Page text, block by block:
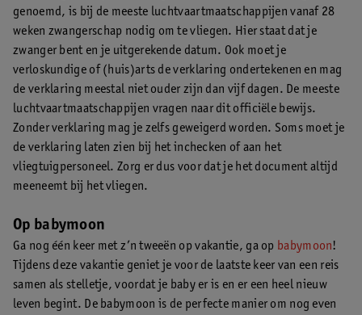
genoemd, is bij de meeste luchtvaartmaatschappijen vanaf 28
weken zwangerschap nodig om te vliegen. Hier staat dat je
zwanger bent en je uitgerekende datum. Ook moet je
verloskundige of (huis)arts de verklaring ondertekenen en mag
de verklaring meestal niet ouder zijn dan vijf dagen. De meeste
luchtvaartmaatschappijen vragen naar dit officiële bewijs.
Zonder verklaring mag je zelfs geweigerd worden. Soms moet je
de verklaring laten zien bij het inchecken of aan het
vliegtuigpersoneel. Zorg er dus voor dat je het document altijd
meeneemt bij het vliegen.
Op babymoon
Ga nog één keer met z’n tweeën op vakantie, ga op babymoon!
Tijdens deze vakantie geniet je voor de laatste keer van een reis
samen als stelletje, voordat je baby er is en er een heel nieuw
leven begint. De babymoon is de perfecte manier om nog even